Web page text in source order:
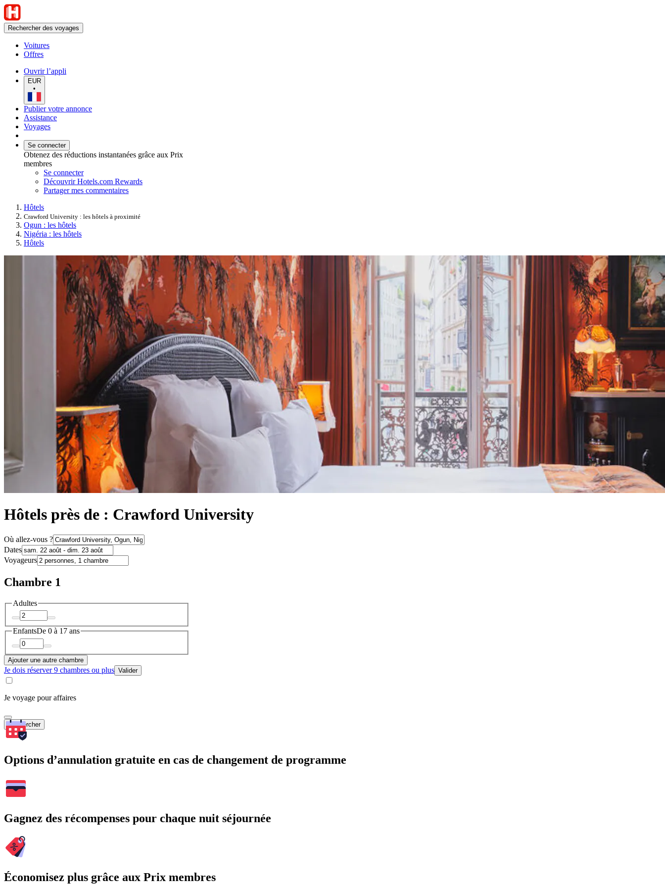
Rechercher des voyages
Voitures
Offres
Ouvrir l’appli
EUR
•
Publier votre annonce
Assistance
Voyages
Se connecter
Obtenez des réductions instantanées grâce aux Prix
membres
Se connecter
Découvrir Hotels.com Rewards
Partager mes commentaires
Hôtels
Crawford University : les hôtels à proximité
Ogun : les hôtels
Nigéria : les hôtels
Hôtels
Hôtels près de : Crawford University
Où allez-vous ?
Dates
Voyageurs
Chambre 1
Adultes
EnfantsDe 0 à 17 ans
Ajouter une autre chambre
Je dois réserver 9 chambres ou plus Valider
Je voyage pour affaires
Rechercher
Options d’annulation gratuite en cas de changement de programme
Gagnez des récompenses pour chaque nuit séjournée
Économisez plus grâce aux Prix membres